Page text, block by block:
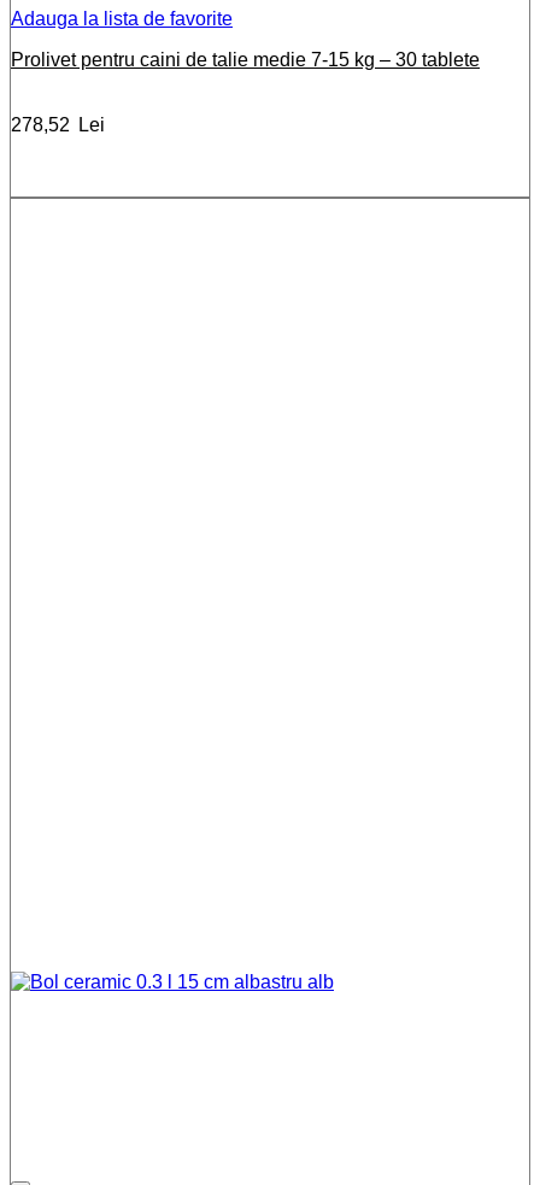
Adauga la lista de favorite
Prolivet pentru caini de talie medie 7-15 kg – 30 tablete
278,52 Lei